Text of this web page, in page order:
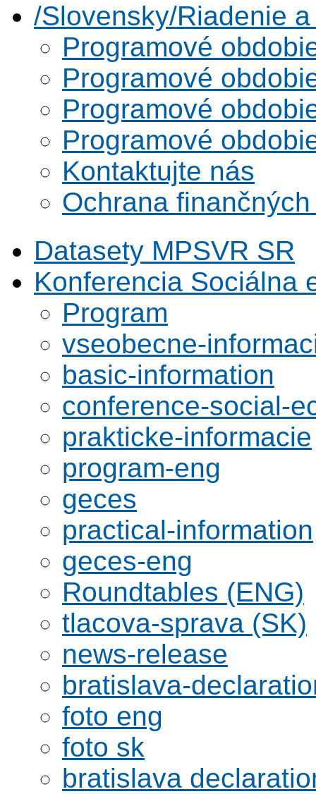
/Slovensky/Riadenie
Programové
Programové
Programové
Programové
Kontaktujte nás
Ochrana
Datasety MPSVR SR
Konferencia Sociálna
Program
vseobecne-
basic-information
conference-social-
prakticke-informacie
program-eng
geces
practical-information
geces-eng
Roundtables (ENG)
tlacova-sprava (SK)
news-release
bratislava-
foto eng
foto sk
bratislava